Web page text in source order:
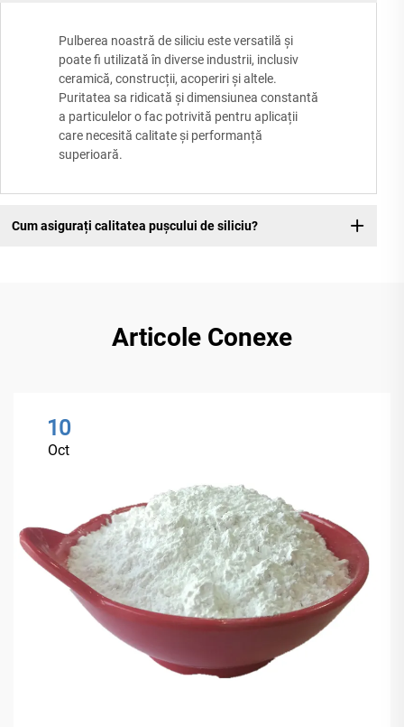
Pulberea noastră de siliciu este versatilă și
poate fi utilizată în diverse industrii, inclusiv
ceramică, construcții, acoperiri și altele.
Puritatea sa ridicată și dimensiunea constantă
a particulelor o fac potrivită pentru aplicații
care necesită calitate și performanță
superioară.
Cum asigurați calitatea pușcului de siliciu?
Articole Conexe
10
Oct